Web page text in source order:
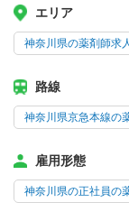
エリア
神奈川県の薬剤師求
路線
神奈川県京急本線の
雇用形態
神奈川県の正社員の